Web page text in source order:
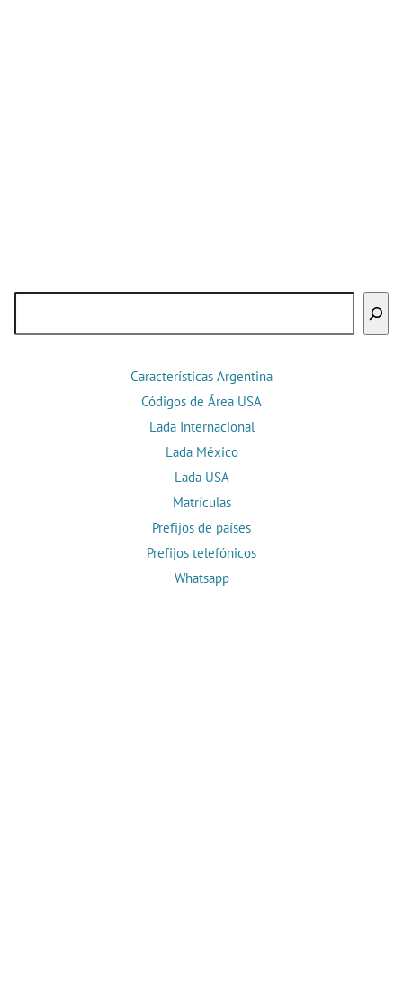
Características Argentina
Códigos de Área USA
Lada Internacional
Lada México
Lada USA
Matrículas
Prefijos de países
Prefijos telefónicos
Whatsapp